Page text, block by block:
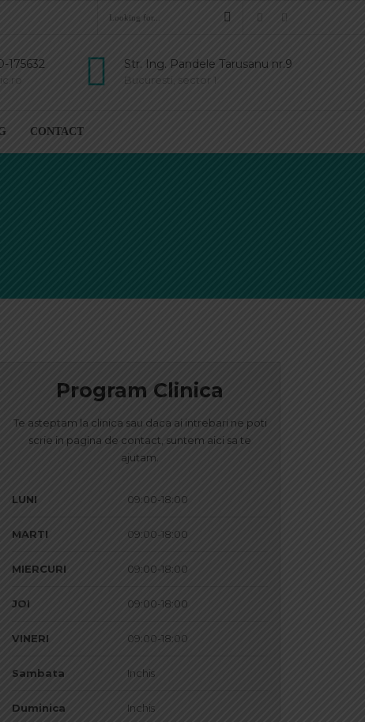
175632 Str. Ing. Pandele Tarusanu nr.9
Bucuresti, sector 1
CONTACT
Program Clinica
Te asteptam la clinica sau daca ai intrebari ne poti
scrie in pagina de contact, suntem aici sa te
ajutam.
LUNI 09:00-18:00
MARTI 09:00-18:00
MIERCURI 09:00-18:00
JOI 09:00-18:00
VINERI 09:00-18:00
Sambata Inchis
Duminica Inchis